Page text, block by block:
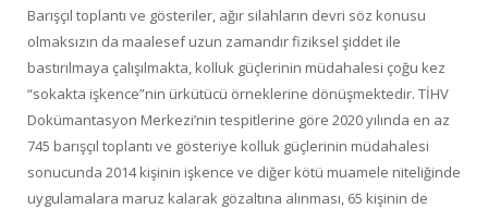
Barışçıl toplantı ve gösteriler, ağır silahların devri söz konusu
olmaksızın da maalesef uzun zamandır fiziksel şiddet ile
bastırılmaya çalışılmakta, kolluk güçlerinin müdahalesi çoğu kez
“sokakta işkence”nin ürkütücü örneklerine dönüşmektedir. TİHV
Dokümantasyon Merkezi’nin tespitlerine göre 2020 yılında en az
745 barışçıl toplantı ve gösteriye kolluk güçlerinin müdahalesi
sonucunda 2014 kişinin işkence ve diğer kötü muamele niteliğinde
uygulamalara maruz kalarak gözaltına alınması, 65 kişinin de